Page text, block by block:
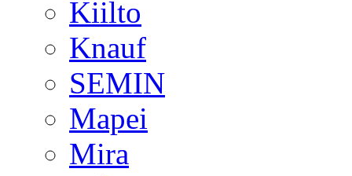
Kiilto
Knauf
SEMIN
Mapei
Mira